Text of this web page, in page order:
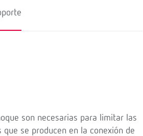
son necesarias para limitar las
se producen en la conexión de